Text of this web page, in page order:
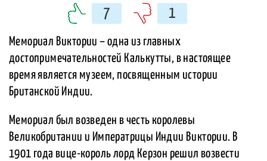
7 1
Мемориал Виктории – одна из главных
достопримечательностей Калькутты, в настоящее
время является музеем, посвященным истории
Британской Индии.
Мемориал был возведен в честь королевы
Великобритании и Императрицы Индии Виктории. В
1901 года вице-король лорд Керзон решил возвести